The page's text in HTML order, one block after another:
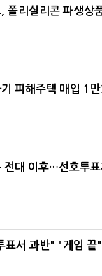
, 폴리실리콘 파생
기 피해주택 매입 1
전대 이후…선호투
표서 과반" "게임